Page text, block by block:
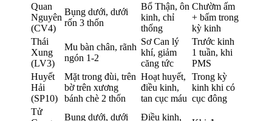
Quan
Nguyên
(CV4)
Bụng dưới, dưới
rốn 3 thốn
Bổ Thận, ôn
kinh, chỉ
thống
Chườm ấm
+ bấm trong
kỳ kinh
Thái
Xung
(LV3)
Mu bàn chân, rãnh
ngón 1-2
Sơ Can lý
khí, giảm
căng tức
Trước kinh
1 tuần, khi
PMS
Huyết
Hải
(SP10)
Mặt trong đùi, trên
bờ trên xương
bánh chè 2 thốn
Hoạt huyết,
điều kinh,
tan cục máu
Trong kỳ
kinh khi có
cục đông
Tử
Bụng dưới, dưới Điều kinh,